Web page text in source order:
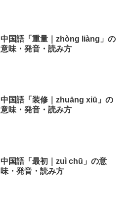
中国語「重量｜zhòng liàng」の
意味・発音・読み方
中国語「装修｜zhuāng xiū」の
意味・発音・読み方
中国語「最初｜zuì chū」の意
味・発音・読み方